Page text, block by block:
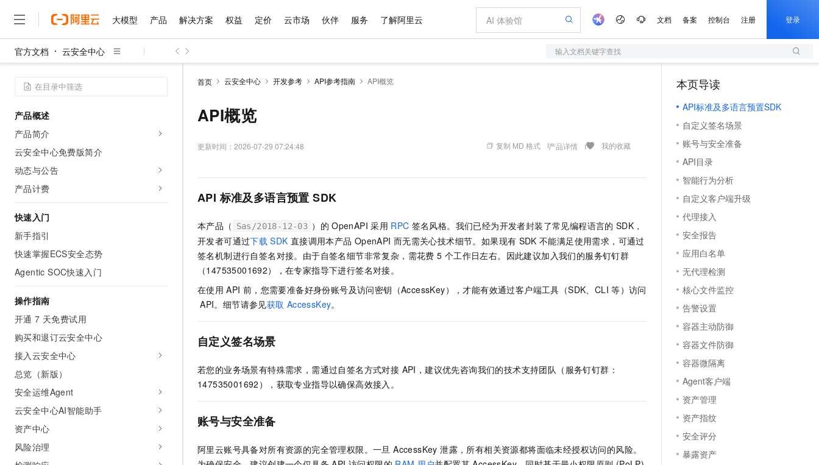
大模型 产品 解决方案 权益 定价 云市场 伙伴 服务 了解阿里云 文档 备案 控制台 注册 登录
官方文档 云安全中心 输入文档关键字查找
产品概述
产品简介
云安全中心免费版简介
动态与公告
产品计费
快速入门
新手指引
快速掌握ECS安全态势
Agentic SOC快速入门
操作指南
开通 7 天免费试用
购买和退订云安全中心
接入云安全中心
总览（新版）
安全运维Agent
云安全中心AI智能助手
资产中心
风险治理
首页 云安全中心 开发参考 API参考指南 API概览
API概览
更新时间： 2026-07-29 07:24:48 复制 MD 格式 产品详情 我的收藏
API 标准及多语言预置 SDK
本产品（ Sas/2018-12-03 ）的 OpenAPI 采用 RPC 签名风格。我们已经为开发者封装了常见编程语言的 SDK，
开发者可通过下载 SDK 直接调用本产品 OpenAPI 而无需关心技术细节。如果现有 SDK 不能满足使用需求，可通过
签名机制进行自签名对接。由于自签名细节非常复杂，需花费 5 个工作日左右。因此建议加入我们的服务钉钉群
（147535001692），在专家指导下进行签名对接。
在使用 API 前，您需要准备好身份账号及访问密钥（AccessKey），才能有效通过客户端工具（SDK、CLI 等）访问
API。细节请参见获取 AccessKey。
自定义签名场景
若您的业务场景有特殊需求，需通过自签名方式对接 API，建议优先咨询我们的技术支持团队（服务钉钉群：
147535001692），获取专业指导以确保高效接入。
账号与安全准备
阿里云账号具备对所有资源的完全管理权限。一旦 AccessKey 泄露，所有相关资源都将面临未经授权访问的风险。
本页导读
API标准及多语言预置SDK
自定义签名场景
账号与安全准备
API目录
智能行为分析
自定义客户端升级
代理接入
安全报告
应用白名单
无代理检测
核心文件监控
告警设置
容器主动防御
容器文件防御
容器微隔离
Agent客户端
资产管理
资产指纹
安全评分
暴露资产
大模型
千问AI平台
智能体时代全能旗舰模型
Qwen3.7-Plus
能看、能想、能动手的多模态智能体模型
Qwen3-VL-Plus
视觉 Coding、空间感知、多模态思考等全面升级
Deepseek-v4-pro
旗舰 MoE 大模型，百万上下文与顶尖推理能力
GLM-5.2
1M上下文，专为长程任务能力而生
HappyHorse-1.1-I2V
图生视频，流畅自然，细节丰富
Wan2.7-T2V
语音识别与合成
Qwen3-TTS-Flash
个人版上线、团队版降价；千问3.8-Max首发发尝鲜
千问AI平台-模型体验
Happy 系列大模型
丰富多元化的应用模版和解决方案
大模型服务平台百炼-智能体
面向真实软件的智能体编程平台
千问办公 NEW
一站式AI生产力平台
多模态内容创作工具，已接入 DeepSeek
产品
精选产品
计算
容器
存储
网络与CDN
数据库
大数据计算
媒体服务
企业服务与云通信
域名与网站
终端用户计算
精选产品
大模型服务与应用平台
多元化、高性能、安全可靠的大模型服务
云解析DNS
云原生大数据计算服务 MaxCompute
面向分析的企业级SaaS模式云数据仓库
基于千问大模型等，支持代码智能生成、研发智能问答
容器服务 Kubernetes 版 ACK
提供一站式管理容器应用的 K8s 服务
全托管，含MySQL、PostgreSQL、SQL Server、MariaDB多引擎
100%兼容MySQL、PostgreSQL，兼容Oracle，支持集中和分布式
云防火墙
云原生的云上边界网络安全防护产品
轻量应用服务器
快速构建应用程序和网站，即刻迈出上云第一步
数字证书管理服务（原SSL证书）
实现全站HTTPS，呈现可信的WEB访问
短信服务
大数据开发治理平台 DataWorks
解决方案
精选解决方案
互联网应用开发
大数据
现代化应用
安全
可观测
上云与迁云
企业出海
政企业务
精选解决方案
企业级Agent产品，直接交付可用成果
快速拥有专属 OpenClaw
安装技能 GStack，拥有专属 AI 工程团队
轻松解锁专属 DeepSeek-V4-Pro
以可视化方式快速构建移动和 PC 门户网站
一句话生成原生可编辑精美 PPT 文稿
输入一句话想法, 轻松生成专业的 PPT
一键部署幻兽帕鲁游戏服务器
一键购买专属联机服务器，轻松开启游戏
漫剧工坊：一站式动画创作平台
快速生产连贯的高质量长漫剧
10 分钟搭建微信、支付宝小程序
高效部署网站，快速应用到小程序
权益 普惠上云
云服务器38元/年起，超值低价云产品抢先购
推荐新用户得奖励，单订单最高返9万
免费试用
解决方案免费试用 新老同享
最高领取价值200元试用点，立即开启云上创新
1亿+ 大模型 tokens 和 30+ 款产品免费体验
产品新客免费试用，最长12个月
助力企业全员 AI 认知与能力提升
AI 特惠
你的AI工作搭子，覆盖日常办公高频场景
万小智 AI 建站低至 15元/月
送.CN域名，送备案服务码
夜间 5 折，Qwen/Meoo/TokenPlan 客户专享
AI 场景体验
从图文生成到视频创作，一键激活电商全链路生产力
0 代码专业建站，无忧落地极速上线
AI 短剧/漫剧
AI助力短剧漫剧创作，剧本、分镜、视频高效生成
AI智能应用，一键激活高效办公新体验
AI 活动
AI 生产力先锋
先锋实践拓展 AI 生产力的边界
飞天发布时刻
所见，即是所愿
AI 实训营
从基础到进阶，Agent 创客手把手教你
创新加速
覆盖90%+业务场景，专享组合折扣价
精选AI产品，从模型到应用全链提效
AI 用量加速计划
新老同享，达量后返
定价 产品定价
了解云产品的定价详情
云上成本管理
管理和优化成本
价格计算器
自助选配和估算价格
配置报价器
阿里云 OPC 创新助力计划
Token 补贴，五大权
益加速 OPC 成功
云市场 精选商城
多端小程序
Tuya 物联网平台阿里云版
蓝凌 OA
电子合同
畅捷通
Tableau 订阅
AI空中课堂在线直播课堂（旗舰版）
生态解决方案
行业生态解决方案
AI 开发和 AI 应用解决方案
数据与 API
天气预报查询
快递物流查询
财税管理
基础软件
操作系统
WordPress
Red Hat
模板建站
APP 开发
专业服务
公司注册
上云迁移
代维服务
SSL 证书
堡垒机
防火墙
主机安全
AI 应用及服务市场
大模型
自然语言处理
伙伴 成为销售伙伴
咨询伙伴
销售伙伴合作计划
Salesforce On Alibaba Cloud
AI 大模型销售与服务生态合作计划
成为产品伙伴 产品伙伴合作计划
成为服务伙伴
服务伙伴合作计划
Al MaaS 服务伙伴赋能合作
伙伴信用分合作计划
更多支持
合作伙伴培训与认证
查询合作伙伴
登录合作伙伴管理后台
服务 售前咨询
自助服务
工单服务
短信专区
企业增值服务 阿里云认证
健康状态
开发者社区
镜像站
我要反馈
我要建议
我要投诉
了解阿里云 为什么选择阿里云
技术领先
研究报告与白皮书
天池大赛
AI 算法大赛
云开发大赛
入门学习赛
最佳实践
客户案例
市场活动
魔搭 ModelScope
高校合作
加入我们
校园招聘